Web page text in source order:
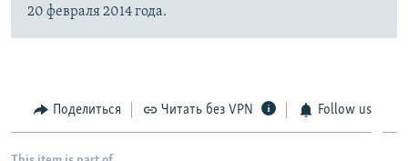
20 февраля 2014 года.
Поделиться Читать без VPN Follow us